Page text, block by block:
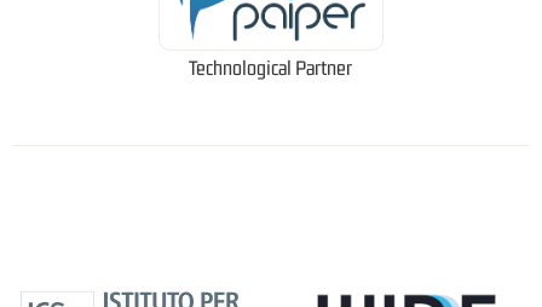
Technological Partner